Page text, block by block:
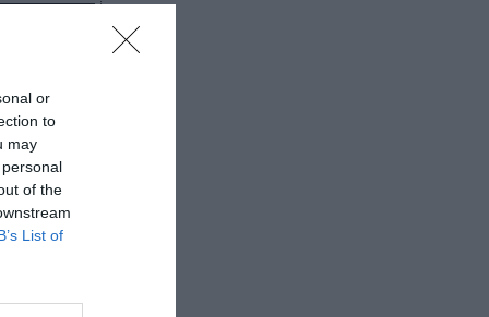
or
to
may
of the
List of
retail
que